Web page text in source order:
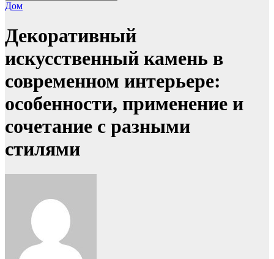
Дом
Декоративный
искусственный камень в
современном интерьере:
особенности, применение и
сочетание с разными
стилями